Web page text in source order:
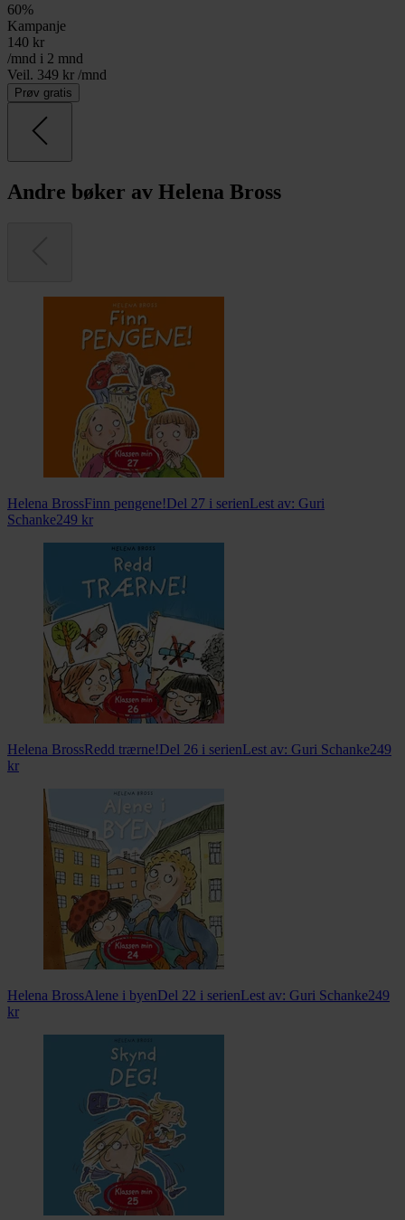
60%
Kampanje
140 kr
/mnd i 2 mnd
Veil. 349 kr /mnd
Prøv gratis
Andre bøker av Helena Bross
Helena BrossFinn pengene!Del 27 i serienLest av: Guri
Schanke249 kr
Helena BrossRedd trærne!Del 26 i serienLest av: Guri Schanke249
kr
Helena BrossAlene i byenDel 22 i serienLest av: Guri Schanke249
kr